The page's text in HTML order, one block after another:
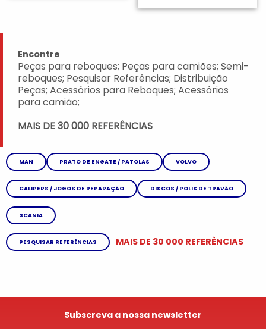
Encontre
Peças para reboques; Peças para camiões; Semi-
reboques; Pesquisar Referências; Distribuição
Peças; Acessórios para Reboques; Acessórios
para camião;
MAIS DE 30 000 REFERÊNCIAS
MAN PRATO DE ENGATE / PATOLAS VOLVO
CALIPERS / JOGOS DE REPARAÇÃO DISCOS / POLIS DE TRAVÃO
SCANIA
PESQUISAR REFERÊNCIAS MAIS DE 30 000 REFERÊNCIAS
Subscreva a nossa newsletter